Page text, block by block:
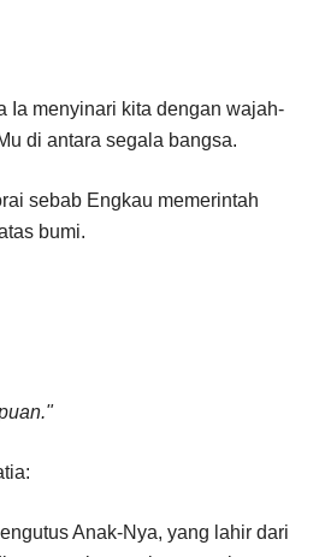
Ia menyinari kita dengan wajah-
di antara segala bangsa.
sebab Engkau memerintah
bumi.
Anak-Nya, yang lahir dari